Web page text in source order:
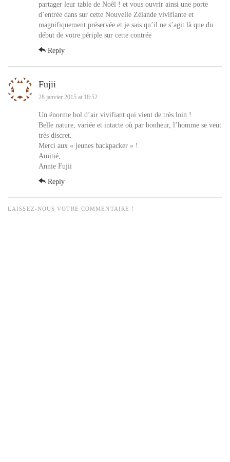
partager leur table de Noêl ! et vous ouvrir ainsi une porte
d’entrée dans sur cette Nouvelle Zélande vivifiante et
magnifiquement préservée et je sais qu’il ne s’agit là que du
début de votre périple sur cette contrée
Reply
Fujii
28 janvier 2015 at 18:52
Un énorme bol d’air vivifiant qui vient de très loin !
Belle nature, variée et intacte où par bonheur, l’homme se veut
très discret.
Merci aux « jeunes backpacker » !
Amitié,
Annie Fujii
Reply
LAISSEZ-NOUS VOTRE COMMENTAIRE !